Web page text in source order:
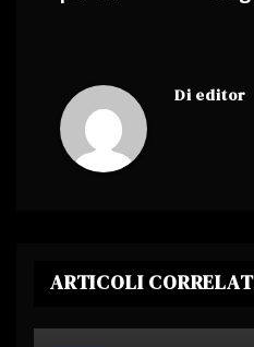
Di editor
ARTICOLI